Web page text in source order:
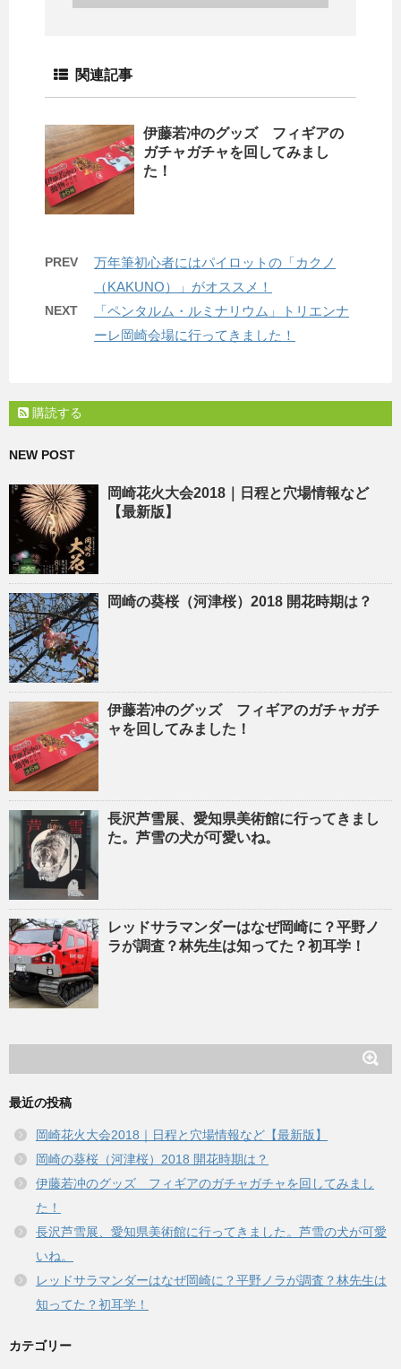
関連記事
伊藤若冲のグッズ フィギアの
ガチャガチャを回してみまし
た！
PREV
万年筆初心者にはパイロットの「カクノ
（KAKUNO）」がオススメ！
NEXT
「ペンタルム・ルミナリウム」トリエンナ
ーレ岡崎会場に行ってきました！
購読する
NEW POST
岡崎花火大会2018｜日程と穴場情報など
【最新版】
岡崎の葵桜（河津桜）2018 開花時期は？
伊藤若冲のグッズ フィギアのガチャガチ
ャを回してみました！
長沢芦雪展、愛知県美術館に行ってきまし
た。芦雪の犬が可愛いね。
レッドサラマンダーはなぜ岡崎に？平野ノ
ラが調査？林先生は知ってた？初耳学！
最近の投稿
岡崎花火大会2018｜日程と穴場情報など【最新版】
岡崎の葵桜（河津桜）2018 開花時期は？
伊藤若冲のグッズ フィギアのガチャガチャを回してみまし
た！
長沢芦雪展、愛知県美術館に行ってきました。芦雪の犬が可愛
いね。
レッドサラマンダーはなぜ岡崎に？平野ノラが調査？林先生は
知ってた？初耳学！
カテゴリー